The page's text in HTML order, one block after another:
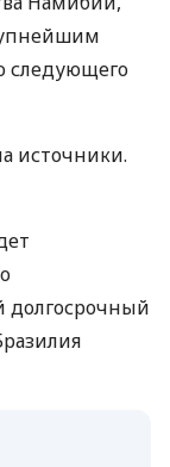
следующего
источники.
долгосрочный